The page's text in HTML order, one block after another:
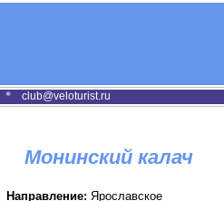
* club@veloturist.ru
Монинский калач
Направление: Ярославское